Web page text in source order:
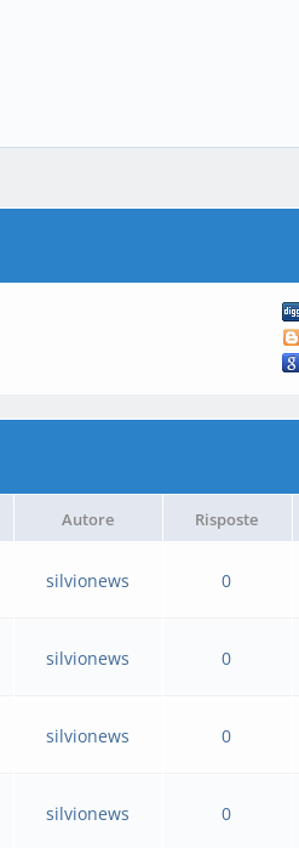
Autore Risposte
silvionews 0
silvionews 0
silvionews 0
silvionews 0